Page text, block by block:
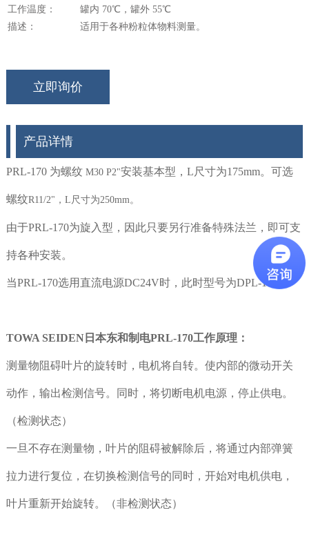
工作温度：
罐内 70℃，罐外 55℃
描述：
适用于各种粉粒体物料测量。
立即询价
产品详情
PRL-170 为螺纹M30 P2"安装基本型，L尺寸为175mm。 可选
螺纹R11/2"，L尺寸为250mm。
由于PRL-170为旋入型，因此只要另行准备特殊法兰，即可支
持各种安装。
当PRL-170选用直流电源DC24V时，此时型号为DPL-170.
TOWA SEIDEN日本东和制电PRL-170工作原理：
测量物阻碍叶片的旋转时，电机将自转。使内部的微动开关
动作，输出检测信号。同时，将切断电机电源，停止供电。
（检测状态）
一旦不存在测量物，叶片的阻碍被解除后，将通过内部弹簧
拉力进行复位，在切换检测信号的同时，开始对电机供电，
叶片重新开始旋转。（非检测状态）